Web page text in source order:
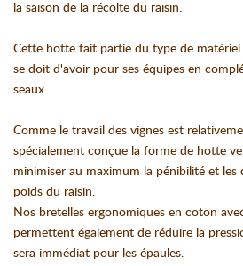
la saison de la récolte du raisin.
Cette hotte fait partie du type de
se doit d'avoir pour ses équipes en
seaux.
Comme le travail des vignes est
spécialement conçue la forme de hotte
minimiser au maximum la pénibilité et les
poids du raisin.
Nos bretelles ergonomiques en coton
permettent également de réduire la
sera immédiat pour les épaules.